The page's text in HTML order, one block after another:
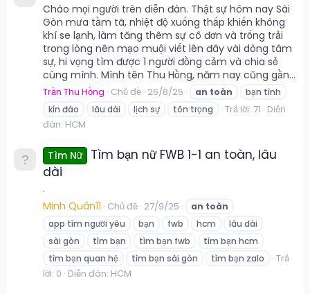
Chào mọi người trên diễn đàn. Thật sự hôm nay Sài
Gòn mưa tầm tã, nhiệt độ xuống thấp khiến không
khí se lạnh, làm tăng thêm sự cô đơn và trống trải
trong lòng nên mạo muội viết lên đây vài dòng tâm
sự, hi vọng tìm được 1 người đồng cảm và chia sẻ
cùng mình. Mình tên Thu Hồng, năm nay cũng gần...
Trần Thu Hồng Chủ đề 26/8/25 an toàn
bạn tình
kín đáo
lâu dài lịch sự tôn trọng Trả lời: 71 Diễn
đàn: HCM
Tìm Nữ
Tìm bạn nữ FWB 1-1 an toàn, lâu
dài
.
Minh Quân11 Chủ đề 27/9/25 an toàn
app tìm người yêu
bạn fwb hcm
lâu dài
sài gòn
tìm bạn tìm bạn fwb
tìm bạn hcm
tìm bạn quan hệ
tìm bạn sài gòn tìm bạn zalo
Trả
lời: 0 Diễn đàn: HCM